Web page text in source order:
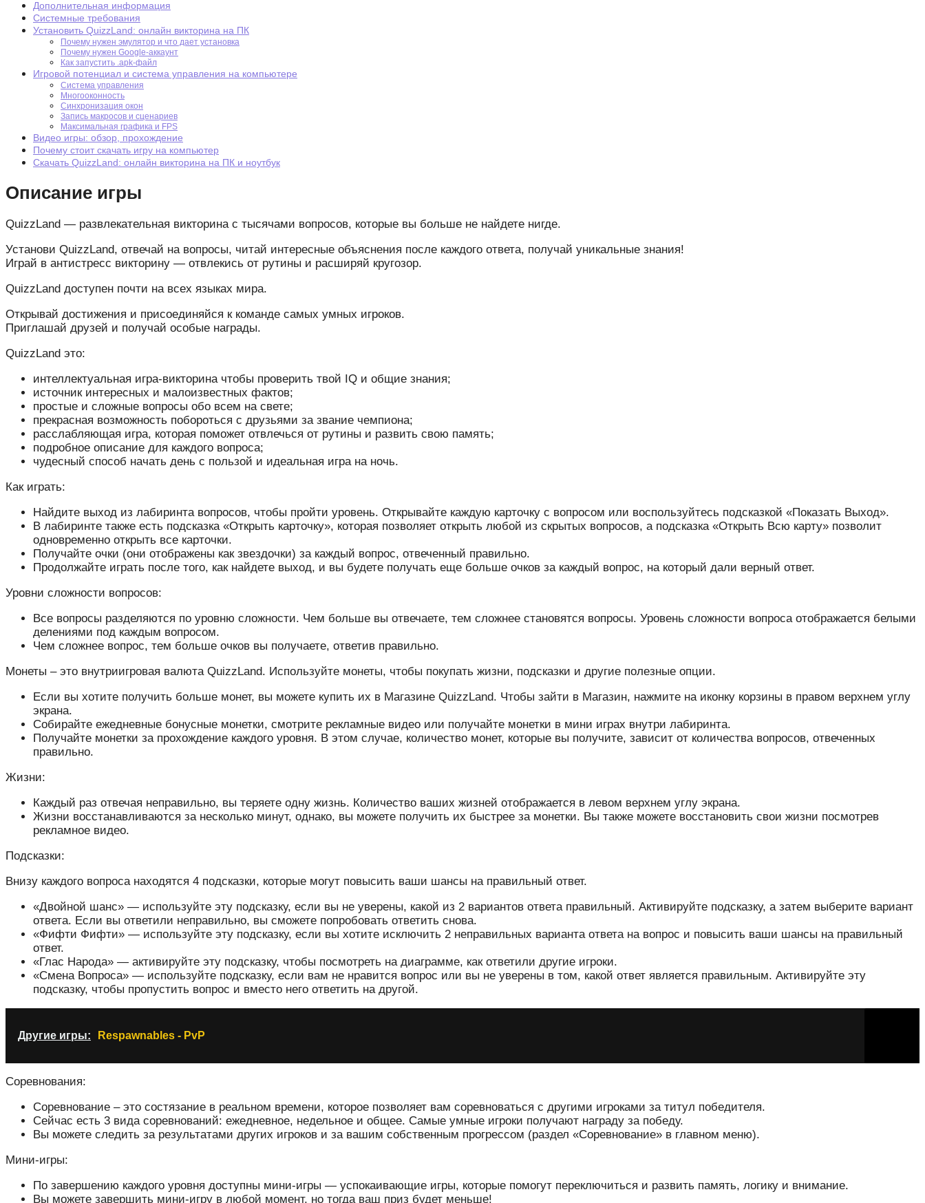
Дополнительная информация
Системные требования
Установить QuizzLand: онлайн викторина на ПК
Почему нужен эмулятор и что дает установка
Почему нужен Google-аккаунт
Как запустить .apk-файл
Игровой потенциал и система управления на компьютере
Система управления
Многооконность
Синхронизация окон
Запись макросов и сценариев
Максимальная графика и FPS
Видео игры: обзор, прохождение
Почему стоит скачать игру на компьютер
Скачать QuizzLand: онлайн викторина на ПК и ноутбук
Описание игры
QuizzLand — развлекательная викторина с тысячами вопросов, которые вы больше не найдете нигде.
Установи QuizzLand, отвечай на вопросы, читай интересные объяснения после каждого ответа, получай уникальные знания!
Играй в антистресс викторину — отвлекись от рутины и расширяй кругозор.
QuizzLand доступен почти на всех языках мира.
Открывай достижения и присоединяйся к команде самых умных игроков.
Приглашай друзей и получай особые награды.
QuizzLand это:
интеллектуальная игра-викторина чтобы проверить твой IQ и общие знания;
источник интересных и малоизвестных фактов;
простые и сложные вопросы обо всем на свете;
прекрасная возможность побороться с друзьями за звание чемпиона;
расслабляющая игра, которая поможет отвлечься от рутины и развить свою память;
подробное описание для каждого вопроса;
чудесный способ начать день с пользой и идеальная игра на ночь.
Как играть:
Найдите выход из лабиринта вопросов, чтобы пройти уровень. Открывайте каждую карточку с вопросом или воспользуйтесь подсказкой «Показать Выход».
В лабиринте также есть подсказка «Открыть карточку», которая позволяет открыть любой из скрытых вопросов, а подсказка «Открыть Всю карту» позволит
одновременно открыть все карточки.
Получайте очки (они отображены как звездочки) за каждый вопрос, отвеченный правильно.
Продолжайте играть после того, как найдете выход, и вы будете получать еще больше очков за каждый вопрос, на который дали верный ответ.
Уровни сложности вопросов:
Все вопросы разделяются по уровню сложности. Чем больше вы отвечаете, тем сложнее становятся вопросы. Уровень сложности вопроса отображается белыми
делениями под каждым вопросом.
Чем сложнее вопрос, тем больше очков вы получаете, ответив правильно.
Монеты – это внутриигровая валюта QuizzLand. Используйте монеты, чтобы покупать жизни, подсказки и другие полезные опции.
Если вы хотите получить больше монет, вы можете купить их в Магазине QuizzLand. Чтобы зайти в Магазин, нажмите на иконку корзины в правом верхнем углу
экрана.
Собирайте ежедневные бонусные монетки, смотрите рекламные видео или получайте монетки в мини играх внутри лабиринта.
Получайте монетки за прохождение каждого уровня. В этом случае, количество монет, которые вы получите, зависит от количества вопросов, отвеченных
правильно.
Жизни:
Каждый раз отвечая неправильно, вы теряете одну жизнь. Количество ваших жизней отображается в левом верхнем углу экрана.
Жизни восстанавливаются за несколько минут, однако, вы можете получить их быстрее за монетки. Вы также можете восстановить свои жизни посмотрев
рекламное видео.
Подсказки:
Внизу каждого вопроса находятся 4 подсказки, которые могут повысить ваши шансы на правильный ответ.
«Двойной шанс» — используйте эту подсказку, если вы не уверены, какой из 2 вариантов ответа правильный. Активируйте подсказку, а затем выберите вариант
ответа. Если вы ответили неправильно, вы сможете попробовать ответить снова.
«Фифти Фифти» — используйте эту подсказку, если вы хотите исключить 2 неправильных варианта ответа на вопрос и повысить ваши шансы на правильный
ответ.
«Глас Народа» — активируйте эту подсказку, чтобы посмотреть на диаграмме, как ответили другие игроки.
«Смена Вопроса» — используйте подсказку, если вам не нравится вопрос или вы не уверены в том, какой ответ является правильным. Активируйте эту
подсказку, чтобы пропустить вопрос и вместо него ответить на другой.
Другие игры: Respawnables - PvP
Соревнования:
Соревнование – это состязание в реальном времени, которое позволяет вам соревноваться с другими игроками за титул победителя.
Сейчас есть 3 вида соревнований: ежедневное, недельное и общее. Самые умные игроки получают награду за победу.
Вы можете следить за результатами других игроков и за вашим собственным прогрессом (раздел «Соревнование» в главном меню).
Мини-игры:
По завершению каждого уровня доступны мини-игры — успокаивающие игры, которые помогут переключиться и развить память, логику и внимание.
Вы можете завершить мини-игру в любой момент, но тогда ваш приз будет меньше!